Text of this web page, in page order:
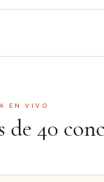
EN VIVO
de 40